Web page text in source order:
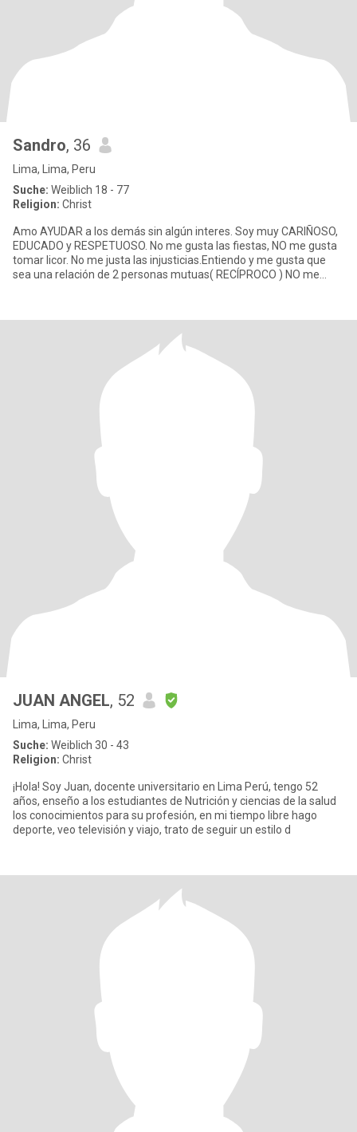
Sandro, 36
Lima, Lima, Peru
Suche: Weiblich 18 - 77
Religion: Christ
Amo AYUDAR a los demás sin algún interes. Soy muy CARIÑOSO,
EDUCADO y RESPETUOSO. No me gusta las fiestas, NO me gusta
tomar licor. No me justa las injusticias.Entiendo y me gusta que
sea una relación de 2 personas mutuas( RECÍPROCO ) NO me
JUAN ANGEL, 52
Lima, Lima, Peru
Suche: Weiblich 30 - 43
Religion: Christ
¡Hola! Soy Juan, docente universitario en Lima Perú, tengo 52
años, enseño a los estudiantes de Nutrición y ciencias de la salud
los conocimientos para su profesión, en mi tiempo libre hago
deporte, veo televisión y viajo, trato de seguir un estilo d